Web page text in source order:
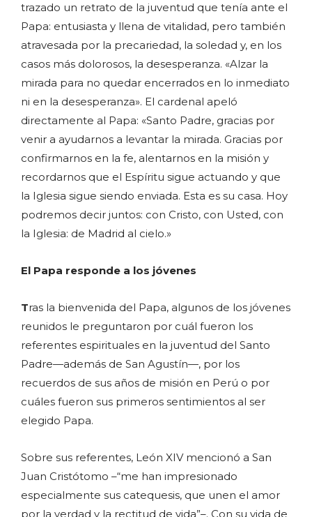
trazado un retrato de la juventud que tenía ante el
Papa: entusiasta y llena de vitalidad, pero también
atravesada por la precariedad, la soledad y, en los
casos más dolorosos, la desesperanza. «Alzar la
mirada para no quedar encerrados en lo inmediato
ni en la desesperanza». El cardenal apeló
directamente al Papa: «Santo Padre, gracias por
venir a ayudarnos a levantar la mirada. Gracias por
confirmarnos en la fe, alentarnos en la misión y
recordarnos que el Espíritu sigue actuando y que
la Iglesia sigue siendo enviada. Esta es su casa. Hoy
podremos decir juntos: con Cristo, con Usted, con
la Iglesia: de Madrid al cielo.»
El Papa responde a los jóvenes
Tras la bienvenida del Papa, algunos de los jóvenes
reunidos le preguntaron por cuál fueron los
referentes espirituales en la juventud del Santo
Padre—además de San Agustín—, por los
recuerdos de sus años de misión en Perú o por
cuáles fueron sus primeros sentimientos al ser
elegido Papa.
Sobre sus referentes, León XIV mencionó a San
Juan Cristótomo –“me han impresionado
especialmente sus catequesis, que unen el amor
por la verdad y la rectitud de vida”–. Con su vida de